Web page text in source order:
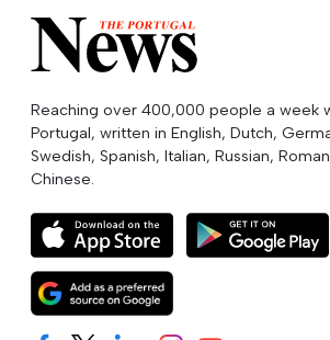
Reaching over 400,000 people a week
Portugal, written in English, Dutch,
Swedish, Spanish, Italian, Russian,
Chinese.